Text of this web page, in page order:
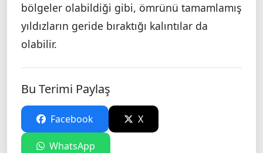
bölgeler olabildiği gibi, ömrünü tamamlamış
yıldızların geride bıraktığı kalıntılar da
olabilir.
Bu Terimi Paylaş
Facebook X
WhatsApp